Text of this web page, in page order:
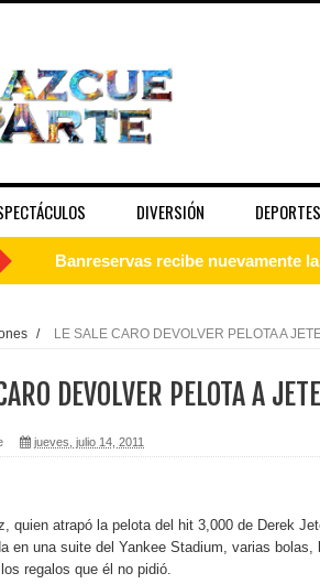
DIVERSIÓN DEPORTES
Juan Luis Guerra se acompaña
Embajada dominicana en
Pavel Núñez y su Bipolarband
“Los Rechazados 2” llega a los
/ LE SALE CARO DEVOLVER PELOTA A
DEVOLVER PELOTA A
jueves, julio 14, 2011
quien atrapó la pelota del hit 3,000 de Derek
en una suite del Yankee Stadium, varias
regalos que él no pidió.